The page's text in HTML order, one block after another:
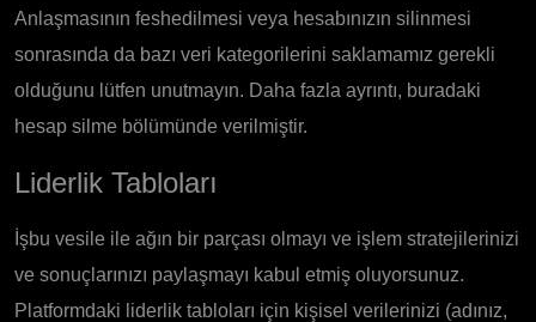
Anlaşmasının feshedilmesi veya hesabınızın silinmesi
sonrasında da bazı veri kategorilerini saklamamız gerekli
olduğunu lütfen unutmayın. Daha fazla ayrıntı, buradaki
hesap silme bölümünde verilmiştir.
Liderlik Tabloları
İşbu vesile ile ağın bir parçası olmayı ve işlem stratejilerinizi
ve sonuçlarınızı paylaşmayı kabul etmiş oluyorsunuz.
Platformdaki liderlik tabloları için kişisel verilerinizi (adınız,